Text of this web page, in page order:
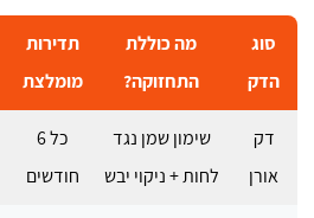
סוג
הדק
מה כוללת
התחזוקה?
תדירות
מומלצת
דק
אורן
שימון שמן נגד
לחות + ניקוי יבש
כל 6
חודשים